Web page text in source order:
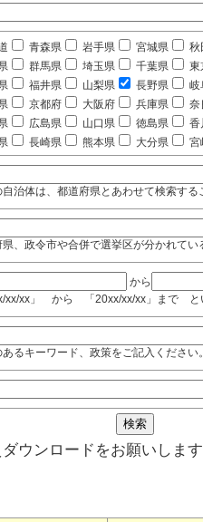
青森県 岩手県 宮城県 秋
群馬県 埼玉県 千葉県 東
福井県 山梨県 長野県 岐
京都府 大阪府 兵庫県 奈
広島県 山口県 徳島県 香
長崎県 熊本県 大分県 宮
治体は、都道府県とあわせて検索する
、政令市や合併で選挙区が分かれてい
から
xx/xx」 から 「20xx/xx/xx」まで とい
るキーワード、政策をご記入ください。
ウンロードをお願いします